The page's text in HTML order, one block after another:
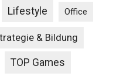
Lifestyle Office
& Bildung
TOP Games